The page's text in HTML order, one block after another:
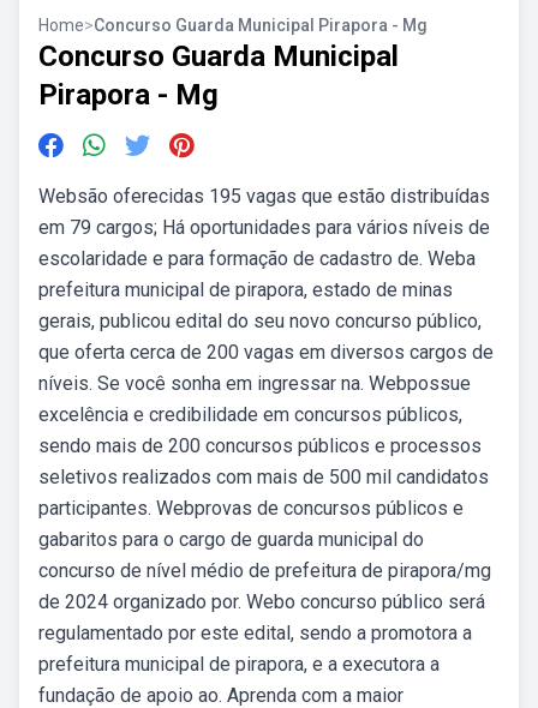
Home>Concurso Guarda Municipal Pirapora - Mg
Concurso Guarda Municipal
Pirapora - Mg
Websão oferecidas 195 vagas que estão distribuídas
em 79 cargos; Há oportunidades para vários níveis de
escolaridade e para formação de cadastro de. Weba
prefeitura municipal de pirapora, estado de minas
gerais, publicou edital do seu novo concurso público,
que oferta cerca de 200 vagas em diversos cargos de
níveis. Se você sonha em ingressar na. Webpossue
excelência e credibilidade em concursos públicos,
sendo mais de 200 concursos públicos e processos
seletivos realizados com mais de 500 mil candidatos
participantes. Webprovas de concursos públicos e
gabaritos para o cargo de guarda municipal do
concurso de nível médio de prefeitura de pirapora/mg
de 2024 organizado por. Webo concurso público será
regulamentado por este edital, sendo a promotora a
prefeitura municipal de pirapora, e a executora a
fundação de apoio ao. Aprenda com a maior